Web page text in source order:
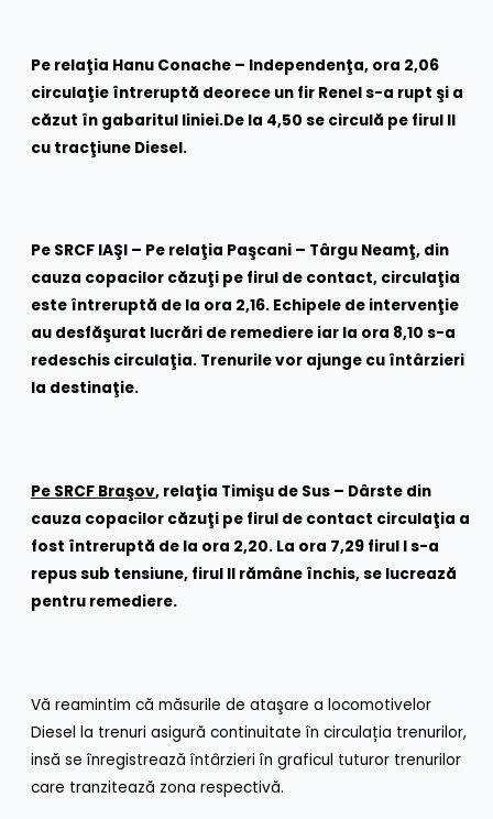
Pe relaţia Hanu Conache – Independenţa, ora 2,06
circulaţie întreruptă deorece un fir Renel s-a rupt şi a
căzut în gabaritul liniei.De la 4,50 se circulă pe firul II
cu tracţiune Diesel.
Pe SRCF IAŞI – Pe relaţia Paşcani – Târgu Neamţ, din
cauza copacilor căzuţi pe firul de contact, circulaţia
este întreruptă de la ora 2,16. Echipele de intervenţie
au desfăşurat lucrări de remediere iar la ora 8,10 s-a
redeschis circulaţia. Trenurile vor ajunge cu întârzieri
la destinaţie.
Pe SRCF Braşov, relaţia Timişu de Sus – Dârste din
cauza copacilor căzuţi pe firul de contact circulaţia a
fost întreruptă de la ora 2,20. La ora 7,29 firul I s-a
repus sub tensiune, firul II rămâne închis, se lucrează
pentru remediere.
Vă reamintim că măsurile de ataşare a locomotivelor
Diesel la trenuri asigură continuitate în circulația trenurilor,
insă se înregistrează întârzieri în graficul tuturor trenurilor
care tranzitează zona respectivă.